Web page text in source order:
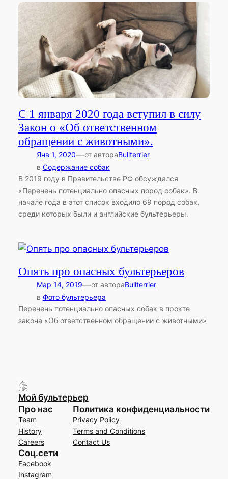
С 1 января 2020 года вступил в силу
Закон о «Об ответственном
обращении с животными».
Янв 1, 2020—от автораBullterrier
в Содержание собак
В 2019 году в Правительстве РФ обсуждался
«Перечень потенциально опасных пород собак». В
начале года в этот список входило 69 пород собак,
среди которых были и английские бультерьеры.
Опять про опасных бультерьеров
Мар 14, 2019—от автораBullterrier
в Фото бультерьера
Перечень потенциально опасных собак в прокте
закона «Об ответственном обращении с животными»
Мой бультерьер
Про нас
Team
History
Careers
Политика конфиденциальности
Privacy Policy
Terms and Conditions
Contact Us
Соц.сети
Facebook
Instagram